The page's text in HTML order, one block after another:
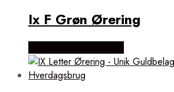
Ix F Grøn Ørering